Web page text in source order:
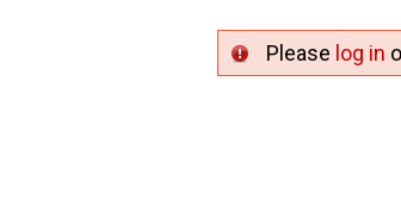
Please log in